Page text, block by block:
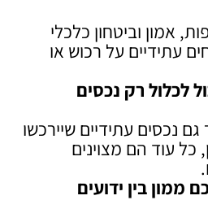
אמון וביטחון כלכלי
עתידיים על רכוש או
לכלול רק נכסים
נכסים עתידיים שיירכשו
כל עוד הם מצוינים
ממון בין ידועים